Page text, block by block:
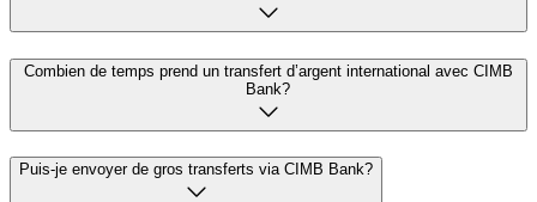
Combien de temps prend un transfert d’argent international avec CIMB
Bank?
Puis-je envoyer de gros transferts via CIMB Bank?